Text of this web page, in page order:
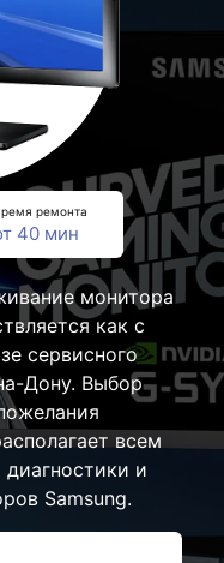
ремонта
40 мин
монитора
как с
сервисного
Дону. Выбор
всем
и
Samsung.